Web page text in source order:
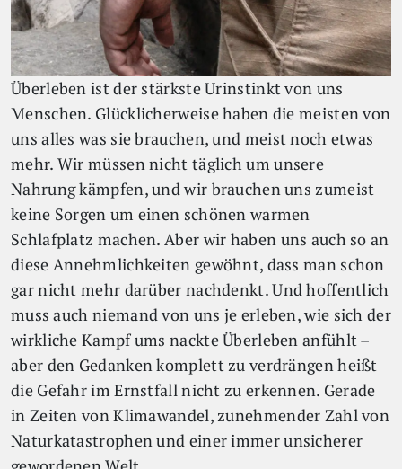
Überleben ist der stärkste Urinstinkt von uns
Menschen. Glücklicherweise haben die meisten von
uns alles was sie brauchen, und meist noch etwas
mehr. Wir müssen nicht täglich um unsere
Nahrung kämpfen, und wir brauchen uns zumeist
keine Sorgen um einen schönen warmen
Schlafplatz machen. Aber wir haben uns auch so an
diese Annehmlichkeiten gewöhnt, dass man schon
gar nicht mehr darüber nachdenkt. Und hoffentlich
muss auch niemand von uns je erleben, wie sich der
wirkliche Kampf ums nackte Überleben anfühlt –
aber den Gedanken komplett zu verdrängen heißt
die Gefahr im Ernstfall nicht zu erkennen. Gerade
in Zeiten von Klimawandel, zunehmender Zahl von
Naturkatastrophen und einer immer unsicherer